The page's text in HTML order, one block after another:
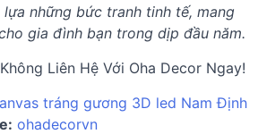
lựa những bức tranh tinh tế, mang
gia đình bạn trong dịp đầu năm.
Liên Hệ Với Oha Decor Ngay!
tráng gương 3D led Nam Định
ohadecorvn